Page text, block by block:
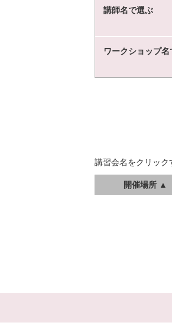
講師名で選ぶ
ワークショップ名
講習会名をクリック
開催場所 ▲